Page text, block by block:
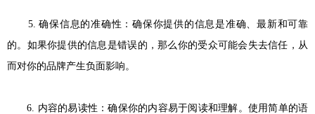
5. 确保信息的准确性：确保你提供的信息是准确、最新和可靠
的。如果你提供的信息是错误的，那么你的受众可能会失去信任，从
而对你的品牌产生负面影响。
6. 内容的易读性：确保你的内容易于阅读和理解。使用简单的语